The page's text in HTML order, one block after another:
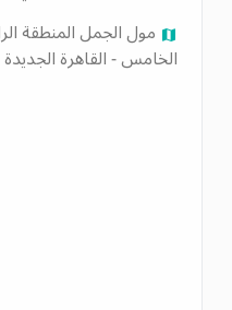
مول الجمل المنطقة
الخامس - القاهرة الجديدة